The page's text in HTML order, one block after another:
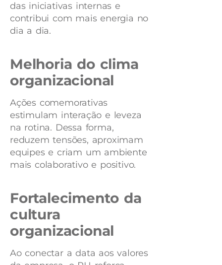
das iniciativas internas e
contribui com mais energia no
dia a dia.
Melhoria do clima
organizacional
Ações comemorativas
estimulam interação e leveza
na rotina. Dessa forma,
reduzem tensões, aproximam
equipes e criam um ambiente
mais colaborativo e positivo.
Fortalecimento da
cultura
organizacional
Ao conectar a data aos valores